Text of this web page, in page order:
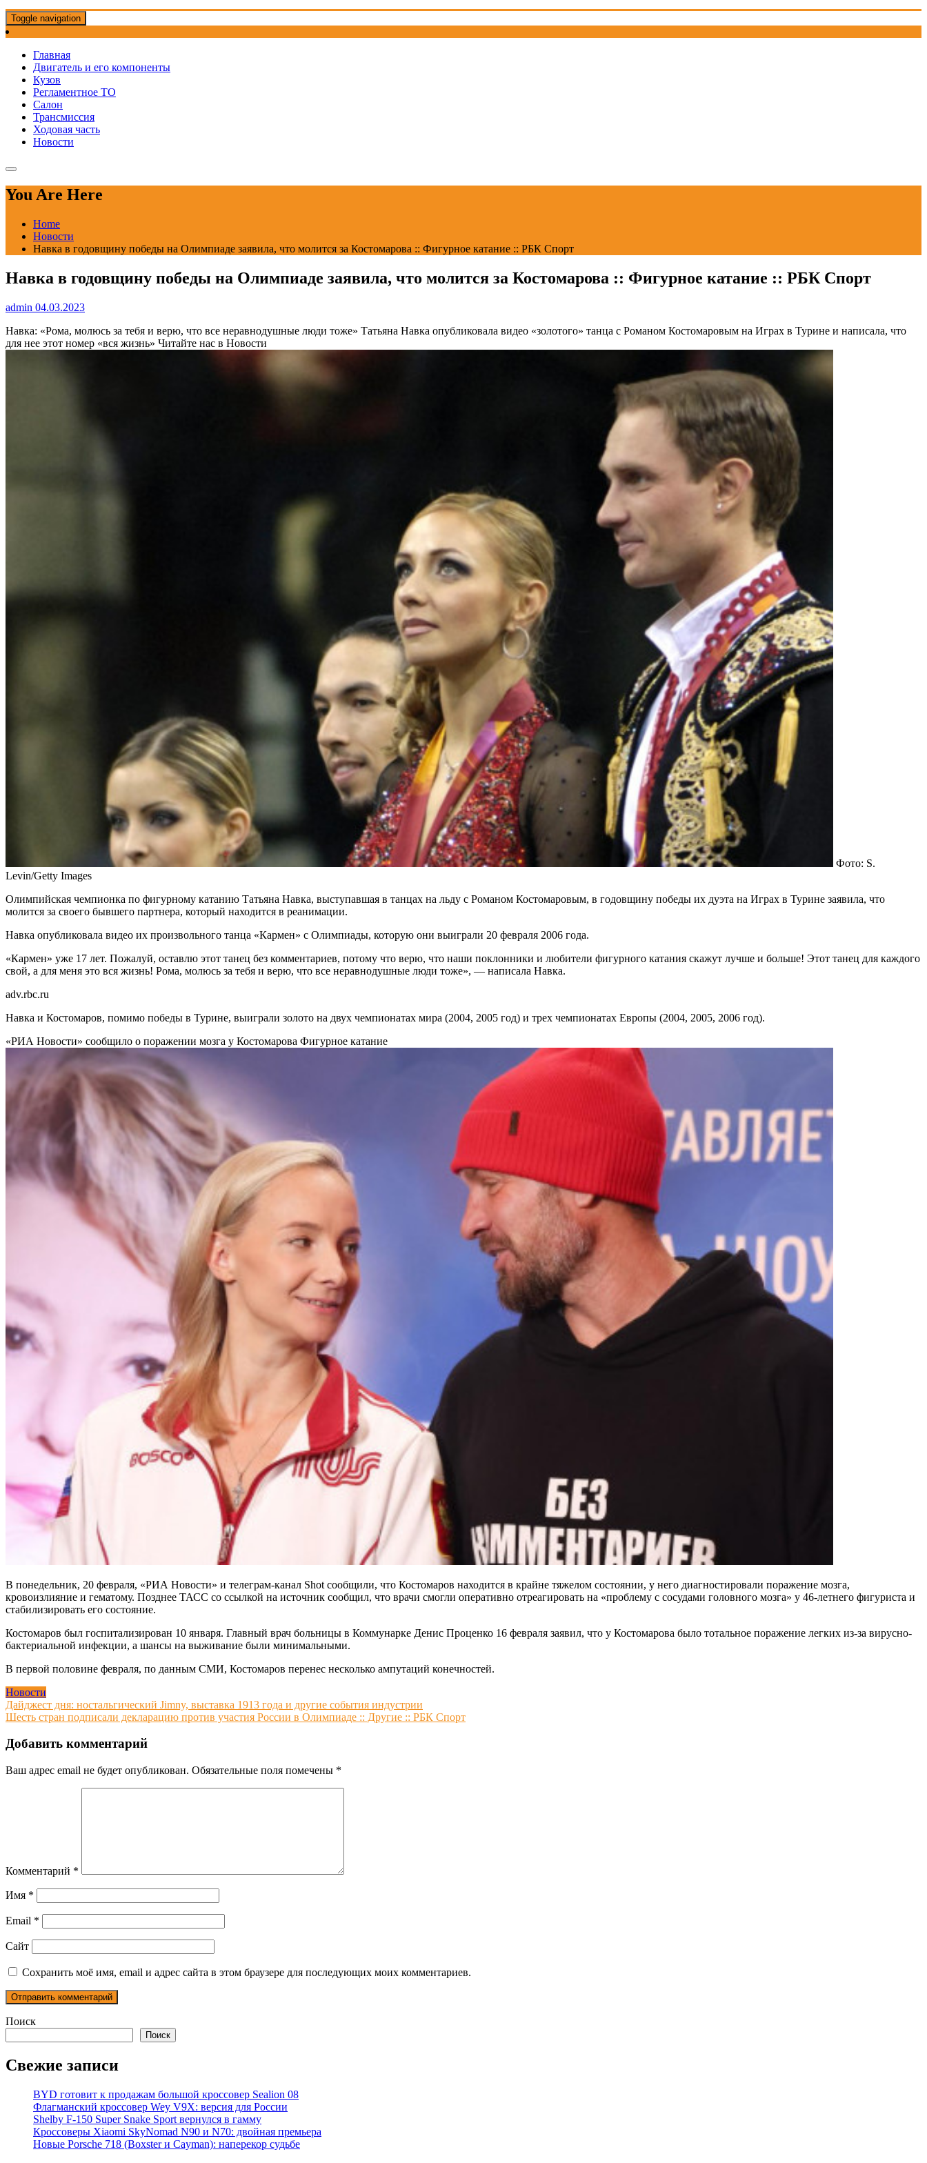
Toggle navigation
Главная
Двигатель и его компоненты
Кузов
Регламентное ТО
Салон
Трансмиссия
Ходовая часть
Новости
You Are Here
Home
Новости
Навка в годовщину победы на Олимпиаде заявила, что молится за Костомарова :: Фигурное катание :: РБК Спорт
Навка в годовщину победы на Олимпиаде заявила, что молится за Костомарова :: Фигурное катание :: РБК Спорт
admin 04.03.2023
Навка: «Рома, молюсь за тебя и верю, что все неравнодушные люди тоже» Татьяна Навка опубликовала видео «золотого» танца с Романом Костомаровым на Играх в Турине и написала, что
для нее этот номер «вся жизнь» Читайте нас в Новости
Фото: S.
Levin/Getty Images
Олимпийская чемпионка по фигурному катанию Татьяна Навка, выступавшая в танцах на льду с Романом Костомаровым, в годовщину победы их дуэта на Играх в Турине заявила, что
молится за своего бывшего партнера, который находится в реанимации.
Навка опубликовала видео их произвольного танца «Кармен» с Олимпиады, которую они выиграли 20 февраля 2006 года.
«Кармен» уже 17 лет. Пожалуй, оставлю этот танец без комментариев, потому что верю, что наши поклонники и любители фигурного катания скажут лучше и больше! Этот танец для каждого
свой, а для меня это вся жизнь! Рома, молюсь за тебя и верю, что все неравнодушные люди тоже», — написала Навка.
adv.rbc.ru
Навка и Костомаров, помимо победы в Турине, выиграли золото на двух чемпионатах мира (2004, 2005 год) и трех чемпионатах Европы (2004, 2005, 2006 год).
«РИА Новости» сообщило о поражении мозга у Костомарова Фигурное катание
В понедельник, 20 февраля, «РИА Новости» и телеграм-канал Shot сообщили, что Костомаров находится в крайне тяжелом состоянии, у него диагностировали поражение мозга,
кровоизлияние и гематому. Позднее ТАСС со ссылкой на источник сообщил, что врачи смогли оперативно отреагировать на «проблему с сосудами головного мозга» у 46-летнего фигуриста и
стабилизировать его состояние.
Костомаров был госпитализирован 10 января. Главный врач больницы в Коммунарке Денис Проценко 16 февраля заявил, что у Костомарова было тотальное поражение легких из-за вирусно-
бактериальной инфекции, а шансы на выживание были минимальными.
В первой половине февраля, по данным СМИ, Костомаров перенес несколько ампутаций конечностей.
Новости
Навигация
по
записям
Дайджест дня: ностальгический Jimny, выставка 1913 года и другие события индустрии
Шесть стран подписали декларацию против участия России в Олимпиаде :: Другие :: РБК Спорт
Добавить комментарий
Ваш адрес email не будет опубликован. Обязательные поля помечены *
Комментарий *
Имя *
Email *
Сайт
Сохранить моё имя, email и адрес сайта в этом браузере для последующих моих комментариев.
Поиск
Поиск
Свежие записи
BYD готовит к продажам большой кроссовер Sealion 08
Флагманский кроссовер Wey V9X: версия для России
Shelby F-150 Super Snake Sport вернулся в гамму
Кроссоверы Xiaomi SkyNomad N90 и N70: двойная премьера
Новые Porsche 718 (Boxster и Cayman): наперекор судьбе